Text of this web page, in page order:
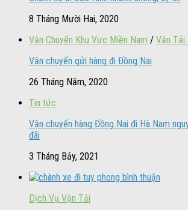
8 Tháng Mười Hai, 2020
Vận Chuyển Khu Vực Miền Nam / Vận Tải
Vận chuyển gửi hàng đi Đồng Nai
26 Tháng Năm, 2020
Tin tức
Vận chuyển hàng Đồng Nai đi Hà Nam
đãi
3 Tháng Bảy, 2021
Dịch Vụ Vận Tải